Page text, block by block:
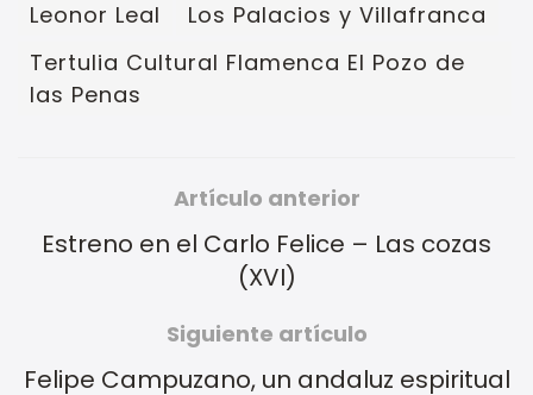
Leonor Leal
Los Palacios y Villafranca
Tertulia Cultural Flamenca El Pozo de
las Penas
Artículo anterior
Estreno en el Carlo Felice – Las cozas
(XVI)
Siguiente artículo
Felipe Campuzano, un andaluz espiritual